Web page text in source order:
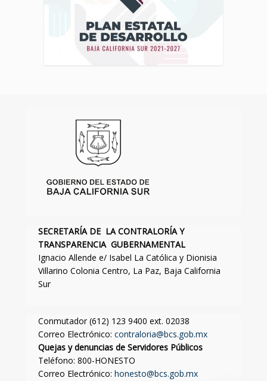
SECRETARÍA DE LA CONTRALORÍA Y
TRANSPARENCIA GUBERNAMENTAL
Ignacio Allende e/ Isabel La Católica y Dionisia
Villarino Colonia Centro, La Paz, Baja California
Sur
Conmutador (612) 123 9400 ext. 02038
Correo Electrónico: contraloria@bcs.gob.mx
Quejas y denuncias de Servidores Públicos
Teléfono: 800-HONESTO
Correo Electrónico: honesto@bcs.gob.mx